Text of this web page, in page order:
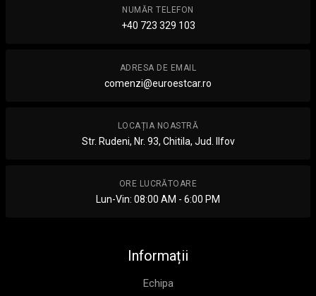
NUMĂR TELEFON
+40 723 329 103
ADRESA DE EMAIL
comenzi@euroestcar.ro
LOCAȚIA NOASTRĂ
Str. Rudeni, Nr. 93, Chitila, Jud. Ilfov
ORE LUCRĂTOARE
Lun-Vin: 08:00 AM - 6:00 PM
Informații
Echipa